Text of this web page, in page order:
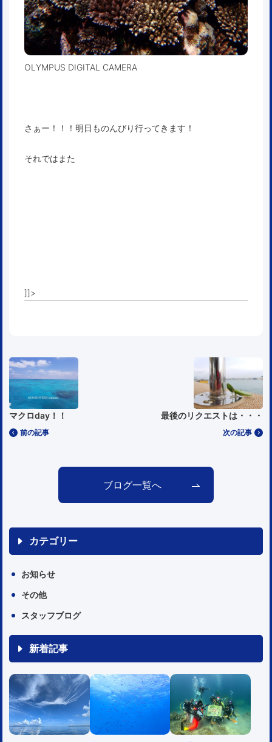
OLYMPUS DIGITAL CAMERA
さぁー！！！明日ものんびり行ってきます！
それではまた
]]>
前の記事
マクロday！！
次の記事
最後のリクエストは・・・
ブログ一覧へ
カテゴリー
お知らせ
その他
スタッフブログ
新着記事